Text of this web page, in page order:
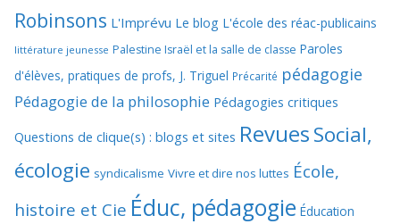
Robinsons L'Imprévu Le blog L'école des réac-publicains
littérature jeunesse Palestine Israël et la salle de classe Paroles
d'élèves, pratiques de profs, J. Triguel Précarité pédagogie
Pédagogie de la philosophie Pédagogies critiques
Questions de clique(s) : blogs et sites RevuesSocial,
écologie syndicalisme Vivre et dire nos luttes École,
histoire et Cie Éduc, pédagogie Éducation